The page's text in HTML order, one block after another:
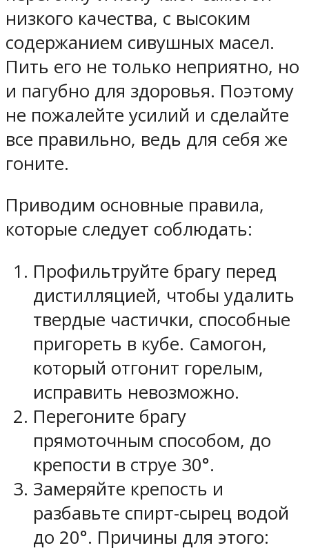
низкого качества, с высоким
содержанием сивушных масел.
Пить его не только неприятно, но
и пагубно для здоровья. Поэтому
не пожалейте усилий и сделайте
все правильно, ведь для себя же
гоните.
Приводим основные правила,
которые следует соблюдать:
Профильтруйте брагу перед
дистилляцией, чтобы удалить
твердые частички, способные
пригореть в кубе. Самогон,
который отгонит горелым,
исправить невозможно.
Перегоните брагу
прямоточным способом, до
крепости в струе 30°.
Замеряйте крепость и
разбавьте спирт-сырец водой
до 20°. Причины для этого: